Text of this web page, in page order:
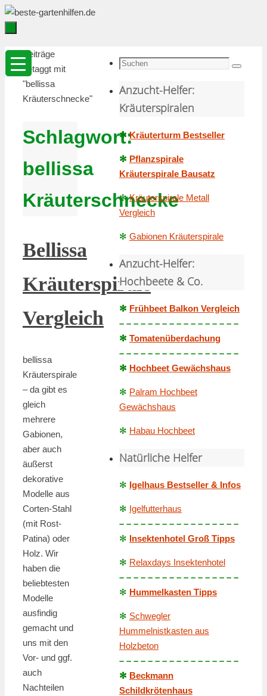
Zum
Inhalt
springen
Startseite
Beiträge
getaggt mit
"bellissa
Kräuterschnecke"
Schlagwort:
bellissa
Kräuterschnecke
Bellissa
Kräuterspirale
Vergleich
bellissa
Kräuterspirale
– da gibt es
gleich
mehrere
Gabionen,
aber auch
äußerst
dekorative
Modelle aus
Corten-Stahl
(mit Rost-
Patina) oder
Holz. Wir
haben die
beliebtesten
Modelle
ausfindig
gemacht und
uns mit den
Vor- und ggf.
auch
Nachteilen
Suche
Suchen
Anzucht-Helfer:
Kräuterspiralen
✻ Kräuterturm Bestseller
✻ Pflanzspirale
Kräuterspirale Bausatz
✻ Kräuterspirale Metall
Vergleich
✻ Gabionen Kräuterspirale
Anzucht-Helfer:
Hochbeete & Co.
✻ Frühbeet Balkon Vergleich
– – – – – – – – – – – – – – – – –
✻ Tomatenüberdachung
– – – – – – – – – – – – – – – – –
✻ Hochbeet Gewächshaus
✻ Palram Hochbeet
Gewächshaus
✻ Habau Hochbeet
Natürliche Helfer
✻ Igelhaus Bestseller & Infos
✻ Igelfutterhaus
– – – – – – – – – – – – – – – – –
✻ Insektenhotel Groß Tipps
✻ Relaxdays Insektenhotel
– – – – – – – – – – – – – – – – –
✻ Hummelkasten Tipps
✻ Schwegler
Hummelnistkasten aus
Holzbeton
– – – – – – – – – – – – – – – – –
✻ Beckmann
Schildkrötenhaus